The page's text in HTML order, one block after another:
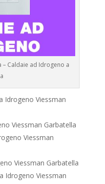
– Caldaie ad Idrogeno a
Idrogeno Viessman
Viessman Garbatella
Viessman
Viessman Garbatella
Idrogeno Viessman